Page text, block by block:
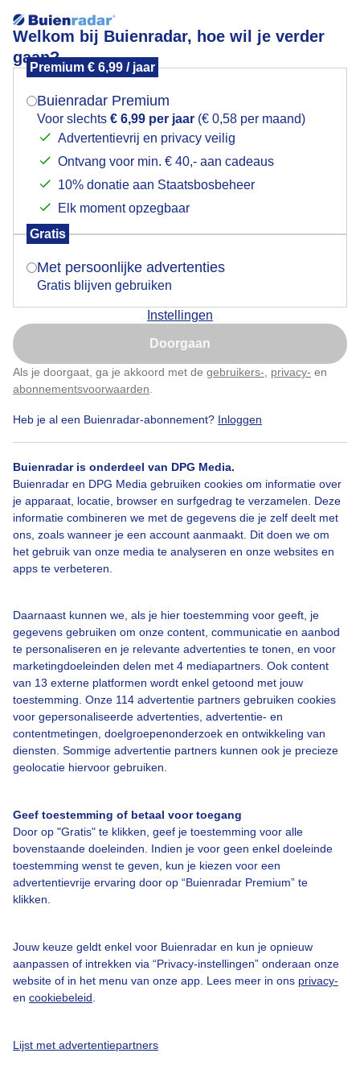
Welkom bij Buienradar, hoe wil je verder
gaan?
Premium € 6,99 / jaar
Buienradar Premium
Voor slechts € 6,99 per jaar (€ 0,58 per maand)
Advertentievrij en privacy veilig
Ontvang voor min. € 40,- aan cadeaus
10% donatie aan Staatsbosbeheer
Elk moment opzegbaar
Gratis
Met persoonlijke advertenties
Gratis blijven gebruiken
Instellingen
Doorgaan
Als je doorgaat, ga je akkoord met de gebruikers- privacy- en
abonnementsvoorwaarden
Heb je al een Buienradar-abonnement? Inloggen
Buienradar is onderdeel van DPG Media.
Buienradar en DPG Media gebruiken cookies om informatie over
je apparaat, locatie, browser en surfgedrag te verzamelen. Deze
informatie combineren we met de gegevens die je zelf deelt met
ons, zoals wanneer je een account aanmaakt. Dit doen we om
het gebruik van onze media te analyseren en onze websites en
apps te verbeteren.
Daarnaast kunnen we, als je hier toestemming voor geeft, je
gegevens gebruiken om onze content, communicatie en aanbod
te personaliseren en je relevante advertenties te tonen, en voor
marketingdoeleinden delen met 4 mediapartners. Ook content
van 13 externe platformen wordt enkel getoond met jouw
toestemming. Onze 114 advertentie partners gebruiken cookies
voor gepersonaliseerde advertenties, advertentie- en
contentmetingen, doelgroepenonderzoek en ontwikkeling van
diensten. Sommige advertentie partners kunnen ook je precieze
geolocatie hiervoor gebruiken.
Geef toestemming of betaal voor toegang
Door op "Gratis" te klikken, geef je toestemming voor alle
bovenstaande doeleinden. Indien je voor geen enkel doeleinde
toestemming wenst te geven, kun je kiezen voor een
advertentievrije ervaring door op “Buienradar Premium” te
klikken.
Jouw keuze geldt enkel voor Buienradar en kun je opnieuw
aanpassen of intrekken via “Privacy-instellingen” onderaan onze
website of in het menu van onze app. Lees meer in ons privacy-
en cookiebeleid
Lijst met advertentiepartners
Bewolkt
Goedemiddag
Een moment geduld aub...
Over Buienradar
Bedrijfsgegevens
Veelgestelde vragen
Toegankelijkheid
Gebruikersvoorwaarden
Adverteren
Buienradar Team
Cookie beleid
Privacy instellingen
Gratis weerdata
@BuienradarNL
Mogen we je locatie gebruiken voor het
Indien je hier nog geen akkoord op hebt gegeven,
verschijnt er zo een pop-up uit je browser waarin
Is goed, toon de popup
Nu niet, misschien later
Klik hierom dit aan te passen